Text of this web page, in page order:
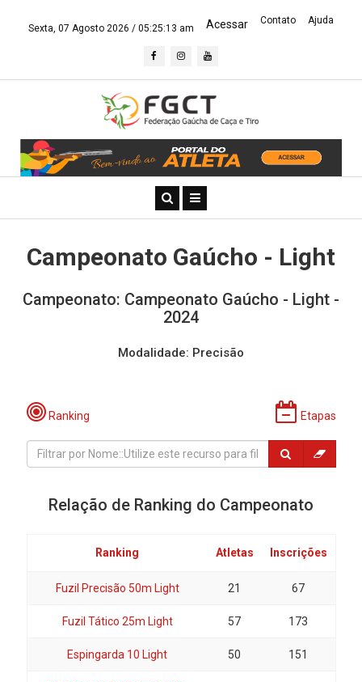
Sexta, 07 Agosto 2026 / 05:25:13 am Acessar Contato Ajuda
Campeonato Gaúcho - Light
Campeonato: Campeonato Gaúcho - Light -
2024
Modalidade: Precisão
Ranking Etapas
Relação de Ranking do Campeonato
Ranking Atletas Inscrições
Fuzil Precisão 50m Light 21 67
Fuzil Tático 25m Light 57 173
Espingarda 10 Light 50 151